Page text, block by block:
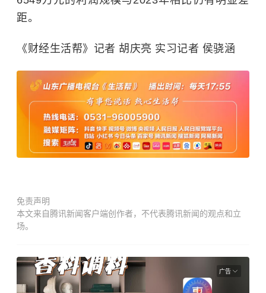
距。
《财经生活帮》记者 胡庆亮 实习记者 侯骁涵
免责声明
本文来自腾讯新闻客户端创作者，不代表腾讯新闻的观点和立
场。
广告